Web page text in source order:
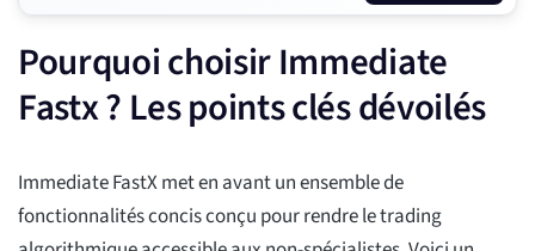
Pourquoi choisir Immediate
Fastx ? Les points clés dévoilés
Immediate FastX met en avant un ensemble de
fonctionnalités concis conçu pour rendre le trading